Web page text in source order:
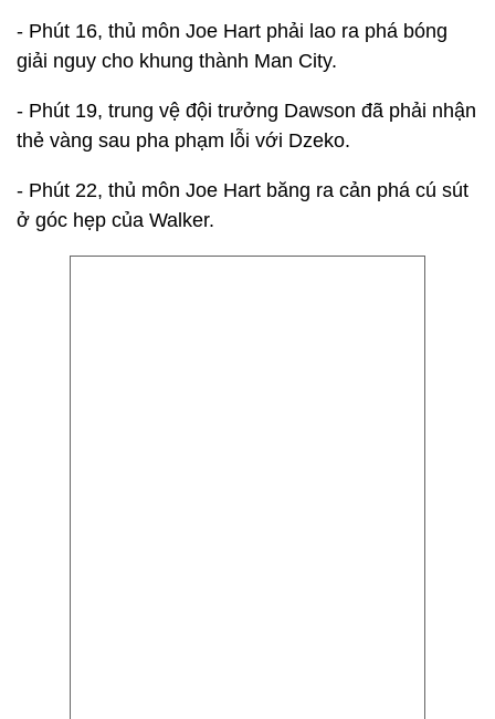
- Phút 16, thủ môn Joe Hart phải lao ra phá bóng
giải nguy cho khung thành Man City.
- Phút 19, trung vệ đội trưởng Dawson đã phải nhận
thẻ vàng sau pha phạm lỗi với Dzeko.
- Phút 22, thủ môn Joe Hart băng ra cản phá cú sút
ở góc hẹp của Walker.